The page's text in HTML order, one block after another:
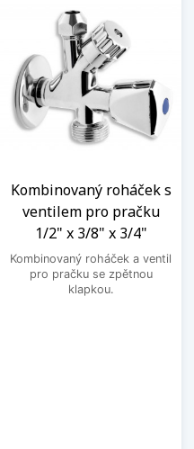
Kombinovaný roháček s
ventilem pro pračku
1/2" x 3/8" x 3/4"
Kombinovaný roháček a ventil
pro pračku se zpětnou
klapkou.